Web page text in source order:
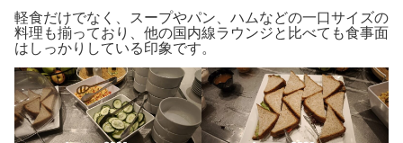
軽食だけでなく、スープやパン、ハムなどの一口サイズの
料理も揃っており、他の国内線ラウンジと比べても食事面
はしっかりしている印象です。